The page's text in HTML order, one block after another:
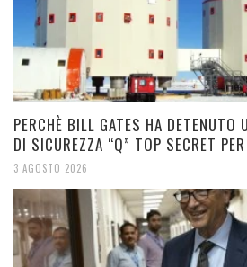
PERCHÈ BILL GATES HA DETENUTO
DI SICUREZZA “Q” TOP SECRET
3 AGOSTO 2026